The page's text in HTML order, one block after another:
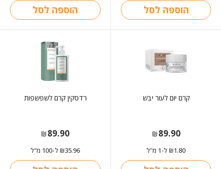
הוספה לסל הוספה לסל
קרם יום לעור יבש
₪89.90
₪1.80 ל-1 מ"ל
רדסקין קרם לשפשפות
₪89.90
₪35.96 ל-100 מ"ל